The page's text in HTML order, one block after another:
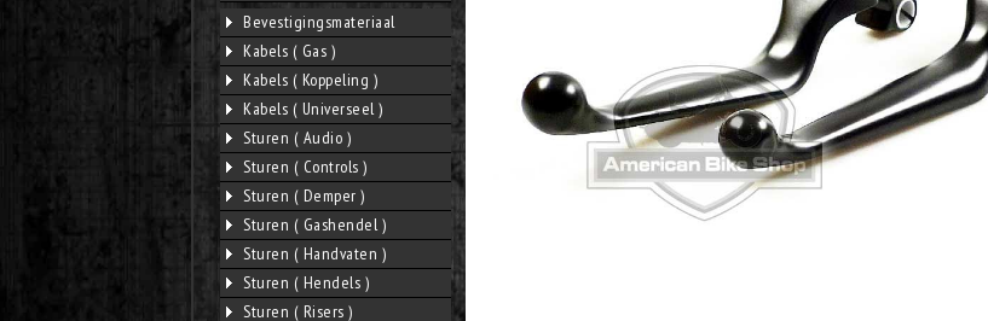
Bevestigingsmateriaal
Kabels ( Gas )
Kabels ( Koppeling )
Kabels ( Universeel )
Sturen ( Audio )
Sturen ( Controls )
Sturen ( Demper )
Sturen ( Gashendel )
Sturen ( Handvaten )
Sturen ( Hendels )
Sturen ( Risers )